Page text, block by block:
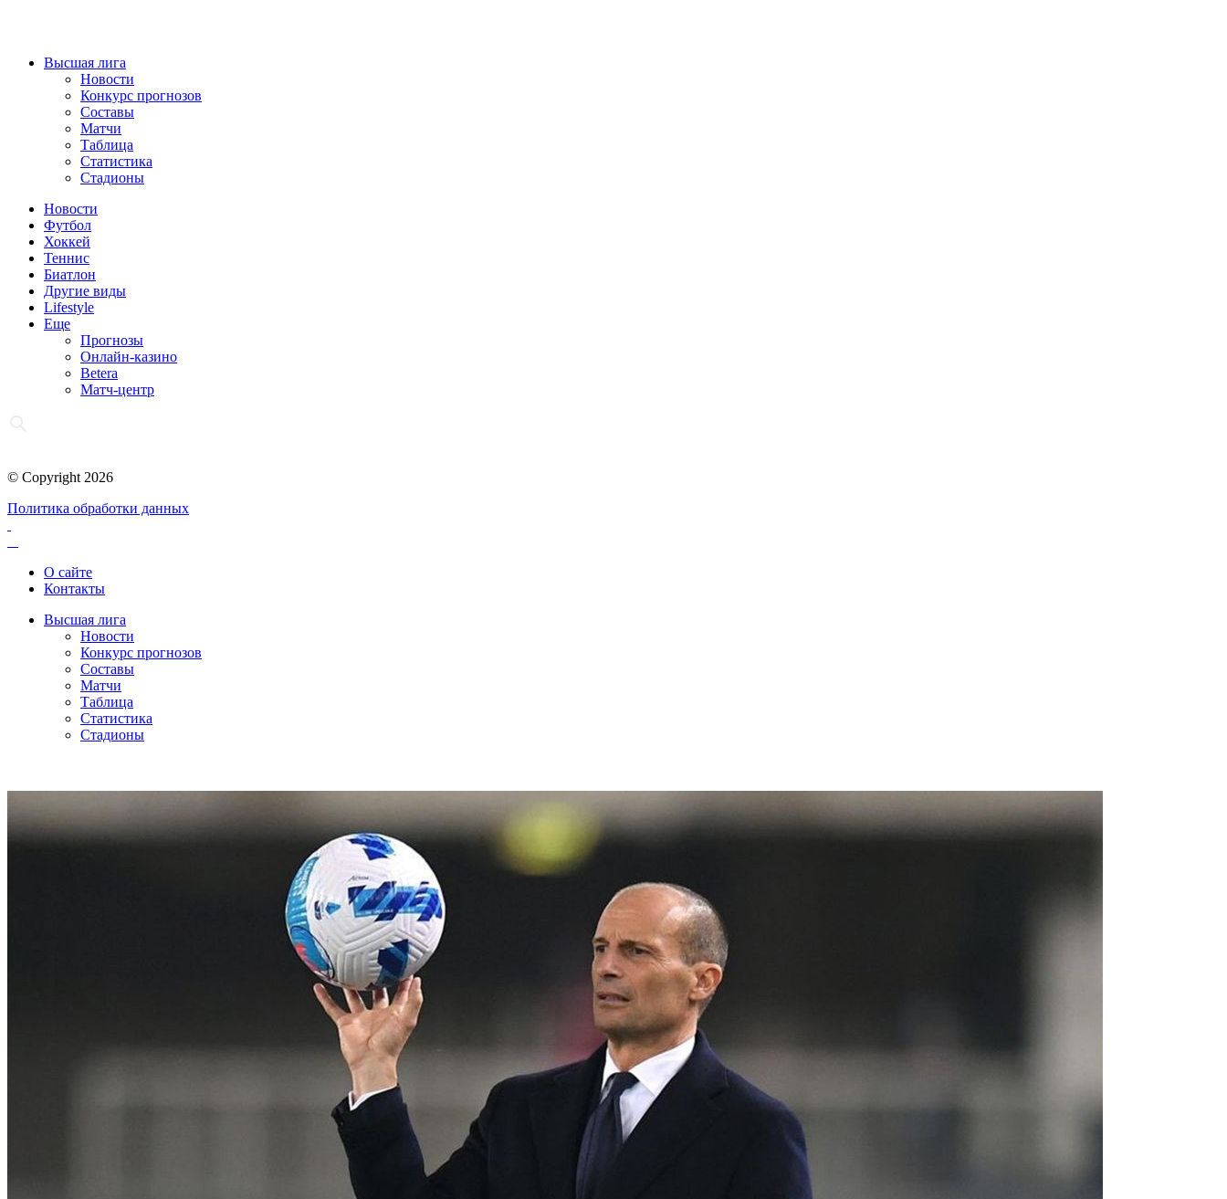
Высшая лига
Новости
Конкурс прогнозов
Составы
Матчи
Таблица
Статистика
Стадионы
Новости
Футбол
Хоккей
Теннис
Биатлон
Другие виды
Lifestyle
Еще
Прогнозы
Онлайн-казино
Betera
Матч-центр
© Copyright 2026
Политика обработки данных
О сайте
Контакты
Высшая лига
Новости
Конкурс прогнозов
Составы
Матчи
Таблица
Статистика
Стадионы